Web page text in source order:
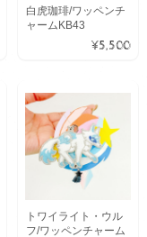
白虎珈琲/ワッペンチ
ャームKB43
¥5,500
トワイライト・ウル
フ/ワッペンチャーム